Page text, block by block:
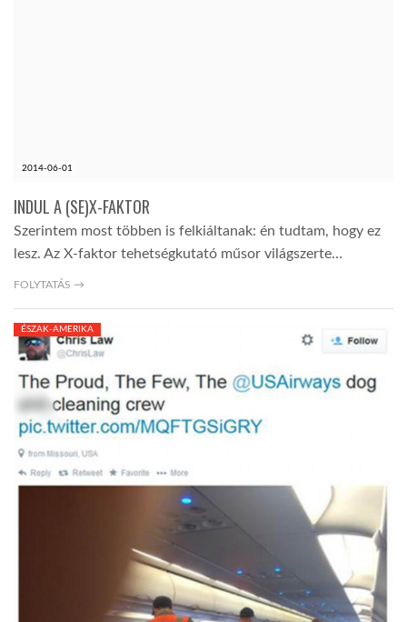
2014-06-01
INDUL A (SE)X-FAKTOR
Szerintem most többen is felkiáltanak: én tudtam, hogy ez
lesz. Az X-faktor tehetségkutató műsor világszerte…
FOLYTATÁS →
ÉSZAK-AMERIKA